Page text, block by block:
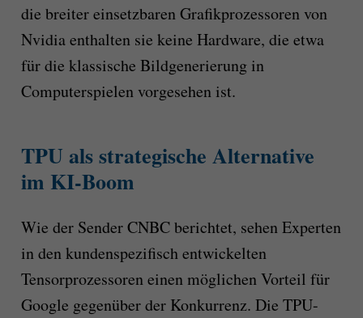
die breiter einsetzbaren Grafikprozessoren von
Nvidia enthalten sie keine Hardware, die etwa
für die klassische Bildgenerierung in
Computerspielen vorgesehen ist.
TPU als strategische Alternative
im KI-Boom
Wie der Sender CNBC berichtet, sehen Experten
in den kundenspezifisch entwickelten
Tensorprozessoren einen möglichen Vorteil für
Google gegenüber der Konkurrenz. Die TPU-